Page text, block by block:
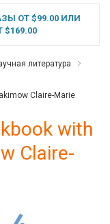
ОТ $99.00 ИЛИ
литература
Claire-Marie
with
Claire-